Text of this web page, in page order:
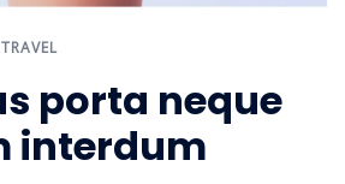
TRAVEL
porta neque
interdum